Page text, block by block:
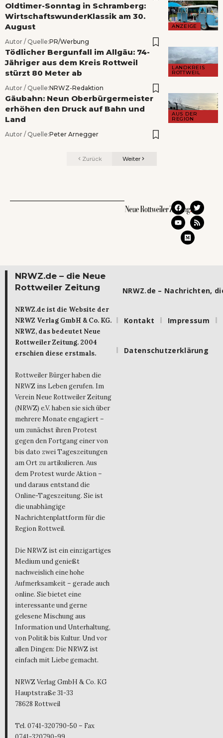
ANZEIGE
Oldtimer-Sonntag in Schramberg:
WirtschaftswunderKlassik am 30.
August
Autor / Quelle:PR/Werbung
LANDKREIS
ROTTWEIL
Tödlicher Bergunfall im Allgäu: 74-
Jähriger aus dem Kreis Rottweil
stürzt 80 Meter ab
Autor / Quelle:NRWZ-Redaktion
AUS DER
REGION
Gäubahn: Neun Oberbürgermeister
erhöhen den Druck auf Bahn und
Land
Autor / Quelle:Peter Arnegger
Zurück Weiter
NRWZ.de – die Neue
Rottweiler Zeitung
NRWZ.de ist die Website der
NRWZ Verlag GmbH & Co. KG.
NRWZ, das bedeutet Neue
Rottweiler Zeitung. 2004
erschien diese erstmals.
Rottweiler Bürger haben die
NRWZ ins Leben gerufen. Im
Verein Neue Rottweiler Zeitung
(NRWZ) e.V. haben sie sich über
mehrere Monate engagiert –
um zunächst ihren Protest
gegen den Fortgang einer von
bis dato zwei Tageszeitungen
am Ort zu artikulieren. Aus
dem Protest wurde Aktion –
und daraus entstand die
Online-Tageszeitung. Sie ist
die unabhängige
Nachrichtenplattform für die
Region Rottweil.
Die NRWZ ist ein einzigartiges
Medium und genießt
nachweislich eine hohe
Aufmerksamkeit – gerade auch
online. Sie bietet eine
interessante und gerne
gelesene Mischung aus
Information und Unterhaltung,
von Politik bis Kultur. Und vor
allen Dingen: Die NRWZ ist
einfach mit Liebe gemacht.
NRWZ Verlag GmbH & Co. KG
Hauptstraße 31-33
78628 Rottweil
Tel. 0741-320790-50 – Fax
NRWZ.de – Nachrichten,
Kontakt Impressum
Datenschutzerklärung